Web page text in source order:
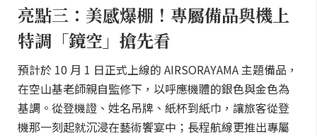
亮點三：美感爆棚！專屬備品與機上
特調「鏡空」搶先看
預計於 10 月 1 日正式上線的 AIRSORAYAMA 主題備品，
在空山基老師親自監修下，以呼應機體的銀色與金色為
基調。從登機證、姓名吊牌、紙杯到紙巾，讓旅客從登
機那一刻起就沉浸在藝術饗宴中；長程航線更推出專屬